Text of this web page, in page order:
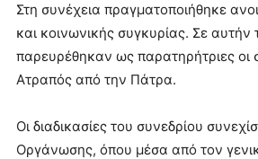
Στη συνέχεια πραγματοποιήθηκε
και κοινωνικής συγκυρίας. Σε
παρευρέθηκαν ως παρατηρήτριες
Ατραπός από την Πάτρα.
Οι διαδικασίες του συνεδρίου
Οργάνωσης, όπου μέσα από τον